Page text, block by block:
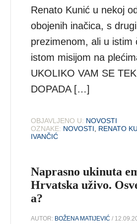
Renato Kunić u nekoj
obojenih inačica, s
prezimenom, ali u istim
istom misijom na
UKOLIKO VAM SE
DOPADA […]
OBJAVLJENO U: NOVOSTI
OZNAKE: NOVOSTI RENATO
IVANČIĆ
Naprasno ukinuta
Hrvatska uživo.
a?
AUTOR: BOŽENA MATIJEVIĆ /